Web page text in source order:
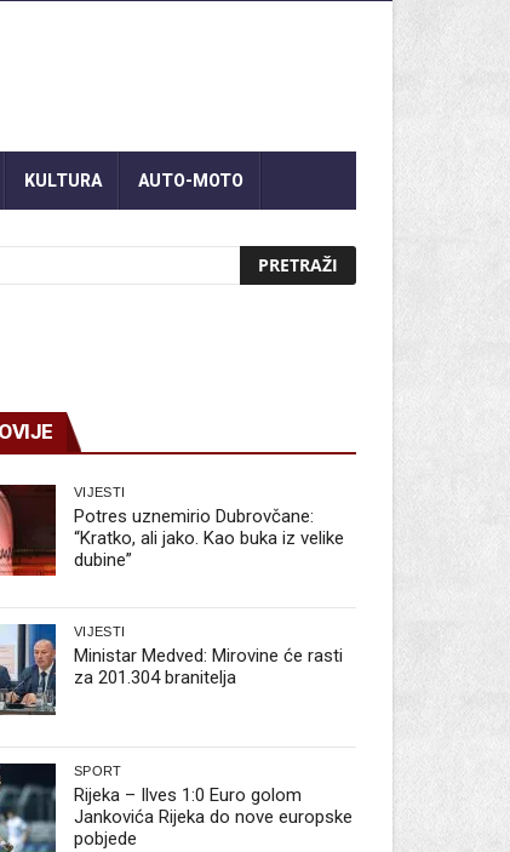
KULTURA AUTO-MOTO
VIJESTI
Potres uznemirio Dubrovčane:
“Kratko, ali jako. Kao buka iz velike
dubine”
VIJESTI
Ministar Medved: Mirovine će rasti
za 201.304 branitelja
SPORT
Rijeka – Ilves 1:0 Euro golom
Jankovića Rijeka do nove europske
pobjede